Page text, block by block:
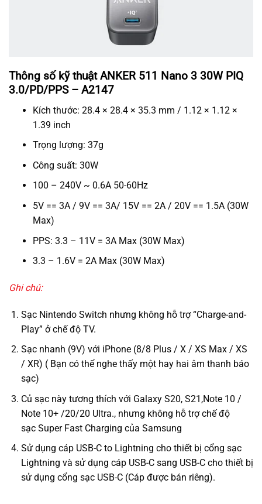
Thông số kỹ thuật ANKER 511 Nano 3 30W PIQ
3.0/PD/PPS – A2147
Kích thước: 28.4 × 28.4 × 35.3 mm / 1.12 × 1.12 ×
1.39 inch
Trọng lượng: 37g
Công suất: 30W
100 – 240V ~ 0.6A 50-60Hz
5V == 3A / 9V == 3A/ 15V == 2A / 20V == 1.5A (30W
Max)
PPS: 3.3 – 11V = 3A Max (30W Max)
3.3 – 1.6V = 2A Max (30W Max)
Ghi chú:
Sạc Nintendo Switch nhưng không hỗ trợ “Charge-and-
Play” ở chế độ TV.
Sạc nhanh (9V) với iPhone (8/8 Plus / X / XS Max / XS
/ XR) ( Bạn có thể nghe thấy một hay hai âm thanh báo
sạc)
Củ sạc này tương thích với Galaxy S20, S21,Note 10 /
Note 10+ /20/20 Ultra., nhưng không hỗ trợ chế độ
sạc Super Fast Charging của Samsung
Sử dụng cáp USB-C to Lightning cho thiết bị cổng sạc
Lightning và sử dụng cáp USB-C sang USB-C cho thiết bị
sử dụng cổng sạc USB-C (Cáp được bán riêng).